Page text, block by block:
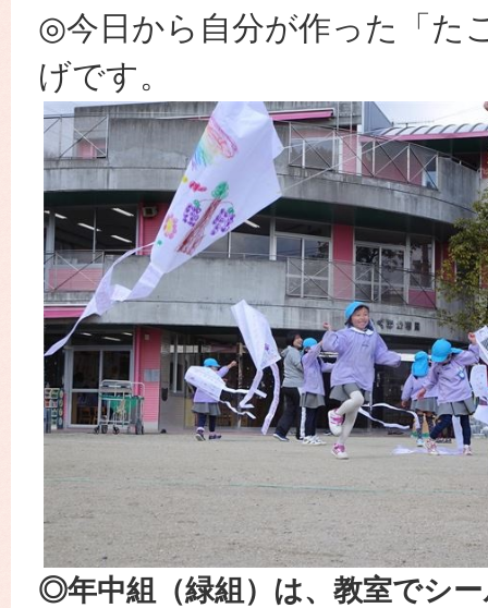
◎今日から自分が作った「た
げです。
◎年中組（緑組）は、教室でシ